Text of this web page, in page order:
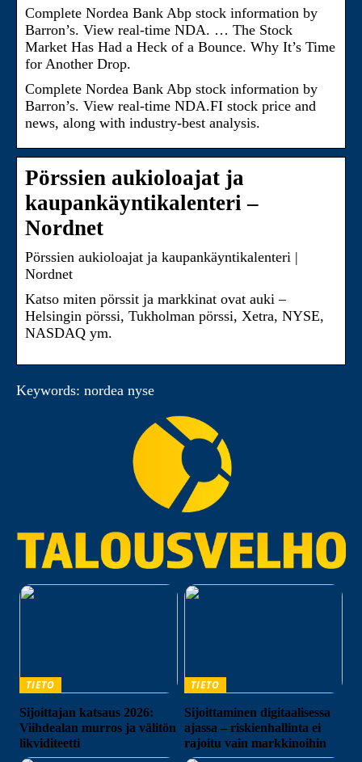
Complete Nordea Bank Abp stock information by
Barron’s. View real-time NDA. … The Stock
Market Has Had a Heck of a Bounce. Why It’s Time
for Another Drop.
Complete Nordea Bank Abp stock information by
Barron’s. View real-time NDA.FI stock price and
news, along with industry-best analysis.
Pörssien aukioloajat ja
kaupankäyntikalenteri –
Nordnet
Pörssien aukioloajat ja kaupankäyntikalenteri |
Nordnet
Katso miten pörssit ja markkinat ovat auki –
Helsingin pörssi, Tukholman pörssi, Xetra, NYSE,
NASDAQ ym.
Keywords: nordea nyse
TIETO
Sijoittajan katsaus 2026:
Viihdealan murros ja välitön
likviditeetti
TIETO
Sijoittaminen digitaalisessa
ajassa – riskienhallinta ei
rajoitu vain markkinoihin